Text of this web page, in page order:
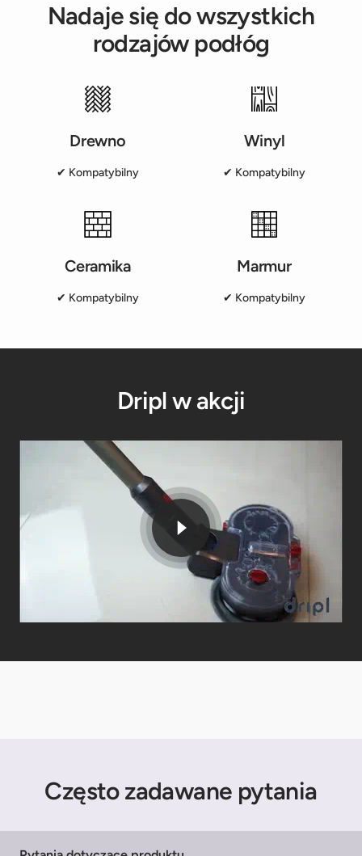
Nadaje się do wszystkich
rodzajów podłóg
Drewno
✔︎ Kompatybilny
Winyl
✔︎ Kompatybilny
Ceramika
✔︎ Kompatybilny
Marmur
✔︎ Kompatybilny
Dripl w akcji
Często zadawane pytania